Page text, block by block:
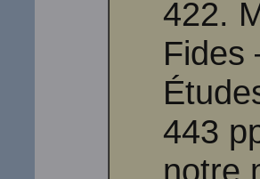
422.
Fides
443
notre